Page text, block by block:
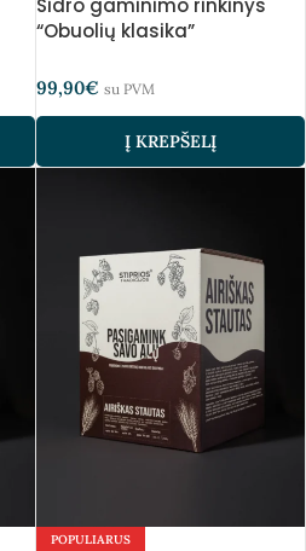
Sidro gaminimo rinkinys
“Obuolių klasika”
99,90€ su PVM
Į KREPŠELĮ
POPULIARUS